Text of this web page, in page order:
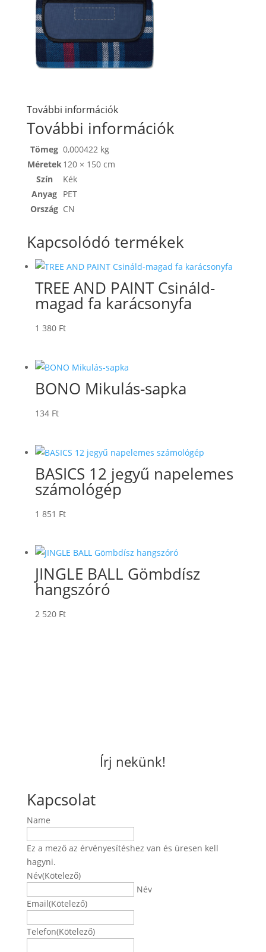
További információk
További információk
Tömeg 0,000422 kg
Méretek120 × 150 cm
Szín
Kék
Anyag PET
Ország CN
Kapcsolódó termékek
TREE AND PAINT Csináld-
magad fa karácsonyfa
1 380 Ft
BONO Mikulás-sapka
134 Ft
BASICS 12 jegyű napelemes
számológép
1 851 Ft
JINGLE BALL Gömbdísz
hangszóró
2 520 Ft
Írj nekünk!
Kapcsolat
Name
Ez a mező az érvényesítéshez van és üresen kell
hagyni.
Név(Kötelező)
Név
Email(Kötelező)
Telefon(Kötelező)